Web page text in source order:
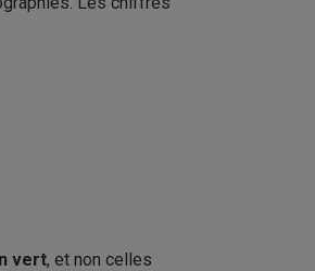
vert, et non celles